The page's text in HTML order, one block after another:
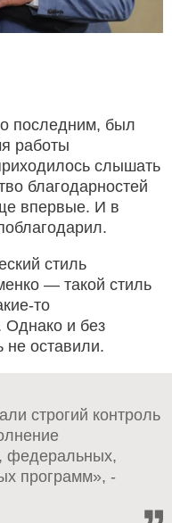
последним, был
работы
слышать
благодарностей
впервые. И в
стиль
— такой стиль
то
Однако и без
не оставили.
строгий контроль
федеральных,
программ», -